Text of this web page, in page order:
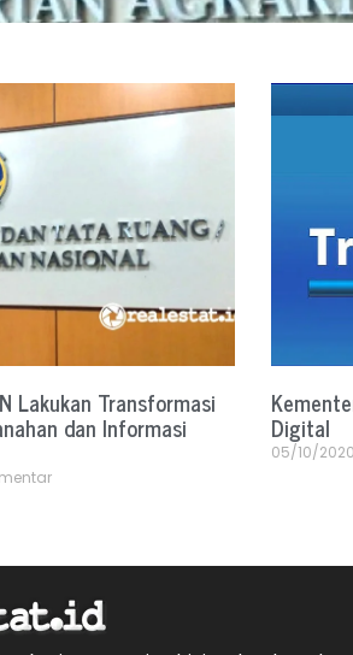
Lakukan Transformasi
dan Informasi Digital
05/10/